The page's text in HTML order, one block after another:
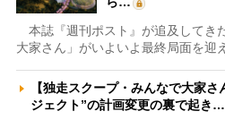
本誌『週刊ポスト』が追及してき
大家さん」がいよいよ最終局面を迎
【独走スクープ・みんなで大家
ジェクト”の計画変更の裏で起き…